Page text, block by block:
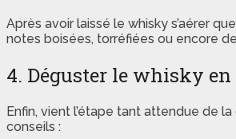
Après avoir laissé le whisky s’aérer
notes boisées, torréfiées ou encore
4. Déguster le whisky en
Enfin, vient l’étape tant attendue de
conseils :